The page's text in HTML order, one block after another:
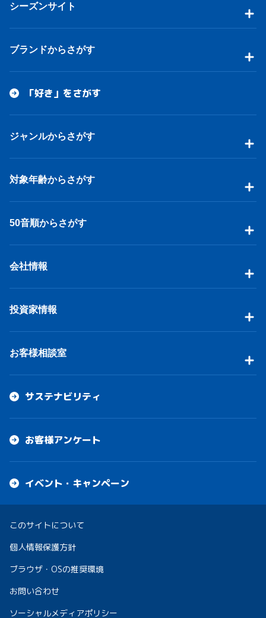
シーズンサイト
ブランドからさがす
「好き」をさがす
ジャンルからさがす
対象年齢からさがす
50音順からさがす
会社情報
投資家情報
お客様相談室
サステナビリティ
お客様アンケート
イベント・キャンペーン
このサイトについて
個人情報保護方針
ブラウザ・OSの推奨環境
お問い合わせ
ソーシャルメディアポリシー